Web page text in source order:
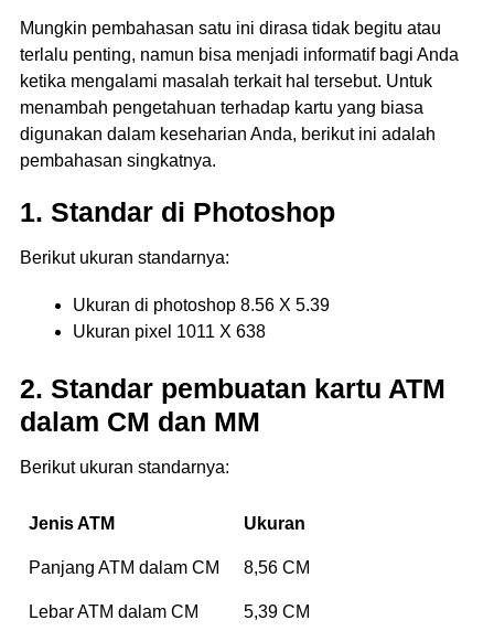
Mungkin pembahasan satu ini dirasa tidak begitu atau
terlalu penting, namun bisa menjadi informatif bagi Anda
ketika mengalami masalah terkait hal tersebut. Untuk
menambah pengetahuan terhadap kartu yang biasa
digunakan dalam keseharian Anda, berikut ini adalah
pembahasan singkatnya.
1. Standar di Photoshop
Berikut ukuran standarnya:
Ukuran di photoshop 8.56 X 5.39
Ukuran pixel 1011 X 638
2. Standar pembuatan kartu ATM
dalam CM dan MM
Berikut ukuran standarnya:
Jenis ATM Ukuran
Panjang ATM dalam CM 8,56 CM
Lebar ATM dalam CM 5,39 CM